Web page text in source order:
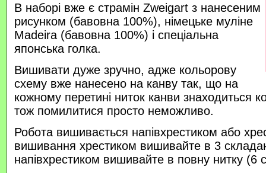
В наборі вже є страмін Zweigart з нанесеним
рисунком (бавовна 100%), німецьке муліне
Madeira (бавовна 100%) і спеціальна
японська голка.
Вишивати дуже зручно, адже кольорову
схему вже нанесено на канву так, що на
кожному перетині ниток канви знаходиться
тож помилитися просто неможливо.
Робота вишивається напівхрестиком або
вишивання хрестиком вишивайте в 3
напівхрестиком вишивайте в повну нитку (6